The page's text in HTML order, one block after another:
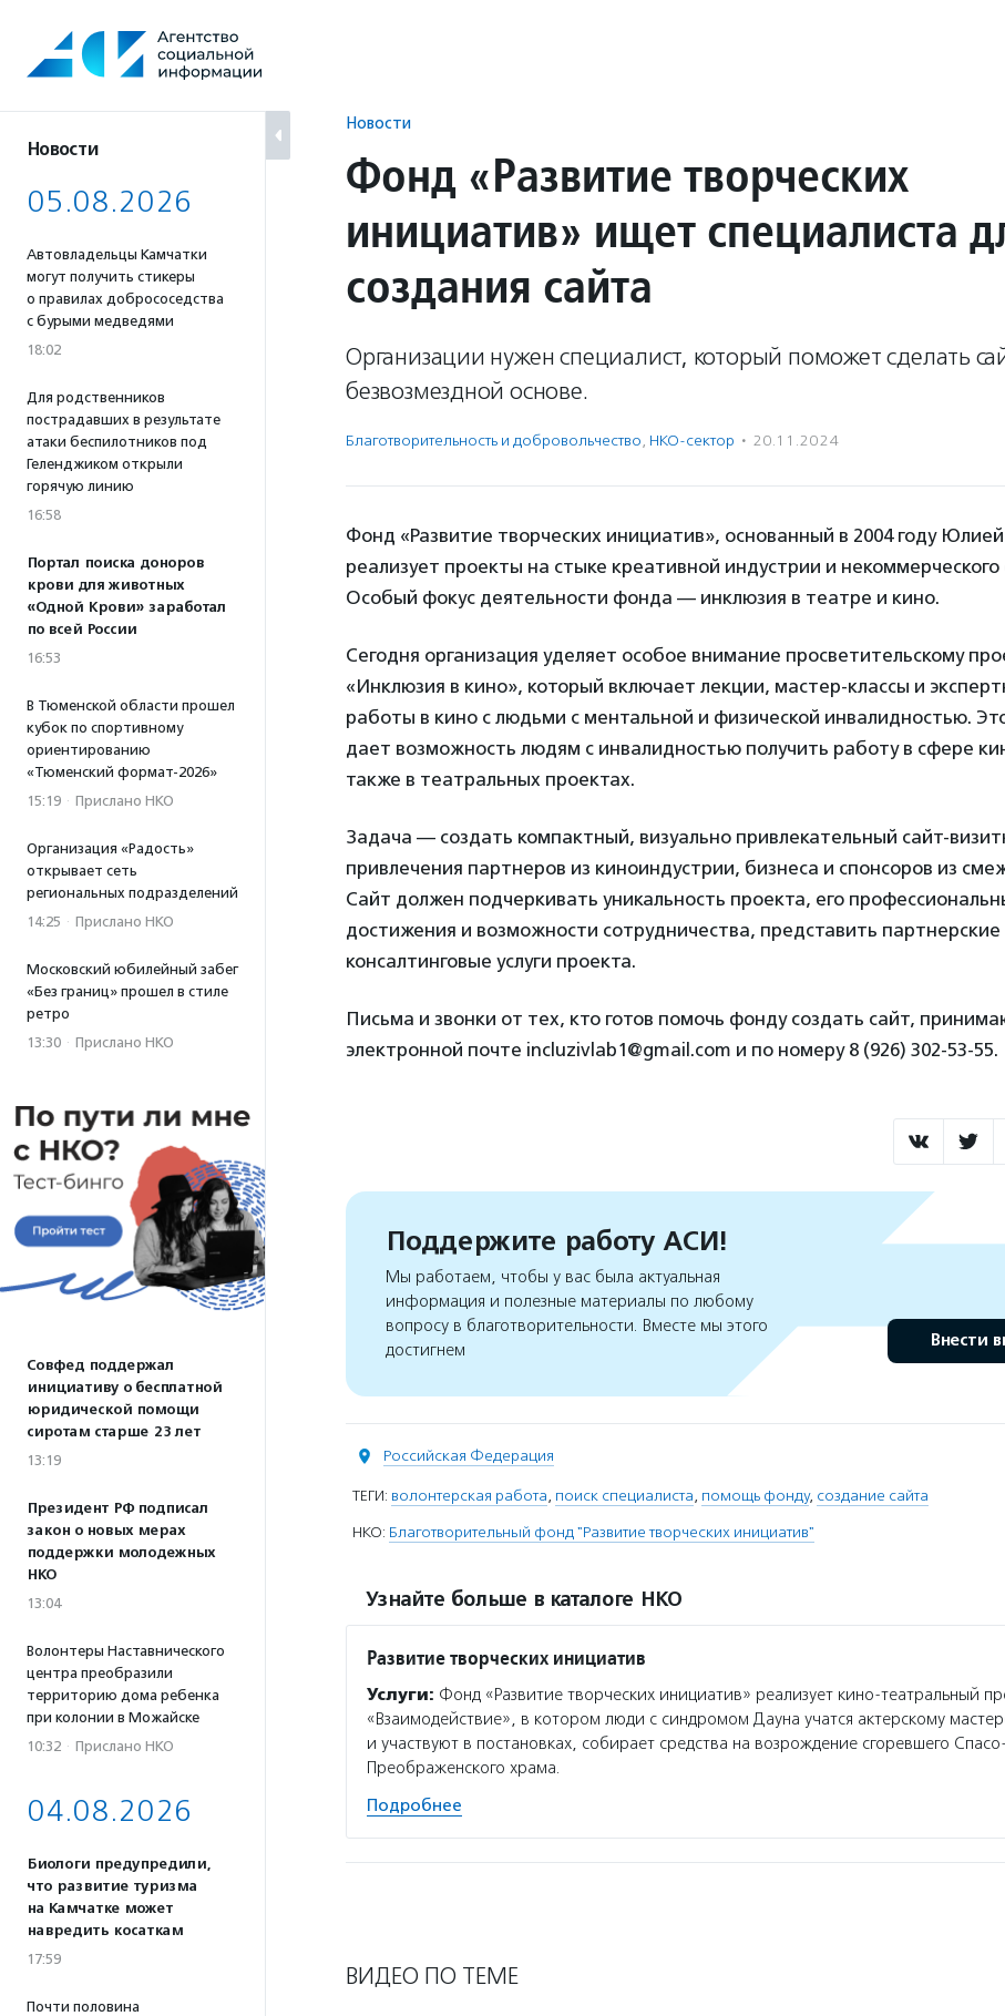
содержанию
Новости
05.08.2026
Автовладельцы Камчатки
могут получить стикеры
о правилах добрососедства
с бурыми медведями
18:02
Для родственников
пострадавших в результате
атаки беспилотников под
Геленджиком открыли
горячую линию
16:58
Портал поиска доноров
крови для животных
«Одной Крови» заработал
по всей России
16:53
В Тюменской области прошел
кубок по спортивному
ориентированию
«Тюменский формат-2026»
15:19 · Прислано НКО
Организация «Радость»
открывает сеть
региональных подразделений
14:25 · Прислано НКО
Московский юбилейный забег
«Без границ» прошел в стиле
ретро
13:30 · Прислано НКО
Совфед поддержал
инициативу о бесплатной
юридической помощи
сиротам старше 23 лет
13:19
Президент РФ подписал
закон о новых мерах
поддержки молодежных
НКО
13:04
Волонтеры Наставнического
центра преобразили
территорию дома ребенка
при колонии в Можайске
10:32 · Прислано НКО
04.08.2026
Биологи предупредили,
что развитие туризма
на Камчатке может
навредить косаткам
17:59
Почти половина
Новости
Фонд «Развитие творческих
инициатив» ищет специалиста
создания сайта
Организации нужен специалист, который поможет сделать
безвозмездной основе.
Благотвори­тель­ность и доброволь­чест­во, НКО-сектор · 20.11.2024
Фонд «Развитие творческих инициатив», основанный в 2004 году
реализует проекты на стыке креативной индустрии и некоммерческого
Особый фокус деятельности фонда — инклюзия в театре и кино.
Сегодня организация уделяет особое внимание просветительскому
«Инклюзия в кино», который включает лекции, мастер-классы и
работы в кино с людьми с ментальной и физической инвалидностью.
дает возможность людям с инвалидностью получить работу в сфере
также в театральных проектах.
Задача — создать компактный, визуально привлекательный сайт-
привлечения партнеров из киноиндустрии, бизнеса и спонсоров из
Сайт должен подчеркивать уникальность проекта, его
достижения и возможности сотрудничества, представить партнерские
консалтинговые услуги проекта.
Письма и звонки от тех, кто готов помочь фонду создать сайт,
электронной почте incluzivlab1@gmail.com и по номеру 8 (926) 302-53-55.
Поддержите работу АСИ!
Мы работаем, чтобы у вас была актуальная
информация и полезные материалы по любому
вопросу в благотворительности. Вместе мы этого
достигнем
Внести
Российская Федерация
ТЕГИ: волонтерская работа, поиск специалиста, помощь фонду, создание сайта
НКО: Благотворительный фонд "Развитие творческих инициатив"
Узнайте больше в каталоге НКО
Развитие творческих инициатив
Услуги: Фонд «Развитие творческих инициатив» реализует кино-театральный
«Взаимодействие», в котором люди с синдромом Дауна учатся актерскому
и участвуют в постановках, собирает средства на возрождение сгоревшего Спасо-
Преображенского храма.
Подробнее
ВИДЕО ПО ТЕМЕ